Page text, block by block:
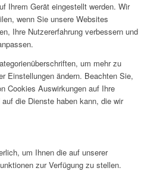
Ihrem Gerät eingestellt werden. Wir
wenn Sie unsere Websites
Ihre Nutzererfahrung verbessern und
um mehr zu
Einstellungen ändern. Beachten Sie,
Cookies Auswirkungen auf Ihre
die Dienste haben kann, die wir
um Ihnen die auf unserer
zur Verfügung zu stellen.